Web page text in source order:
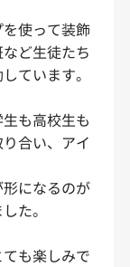
使って装飾
ど生徒たち
ています。
も高校生も
合い、アイ
になるのが
た。
も楽しみで